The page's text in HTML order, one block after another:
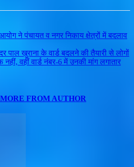
ने पंचायत व नगर निकाय क्षेत्रों में बदलाव
पाल खुराना के वार्ड बदलने की तैयारी से लोगों
वहीं वार्ड नंबर-6 में उनकी मांग लगातार
MORE FROM AUTHOR